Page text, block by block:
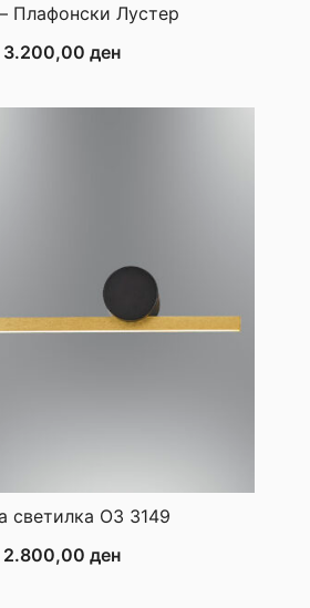
Плафонски Лустер
3.200,00 ден
светилка ОЗ 3149
2.800,00 ден